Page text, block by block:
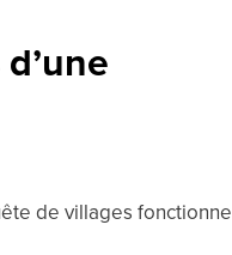
de villages fonctionne